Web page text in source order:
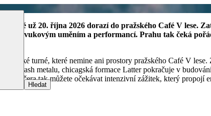
které už 20. října 2026 dorazí do pražského Café V lese.
zvukovým uměním a performancí. Prahu tak čeká
turné, které nemine ani prostory pražského Café V
thrash metalu, chicagská formace Latter pokračuje v
večera tak můžete očekávat intenzivní zážitek, který propojí